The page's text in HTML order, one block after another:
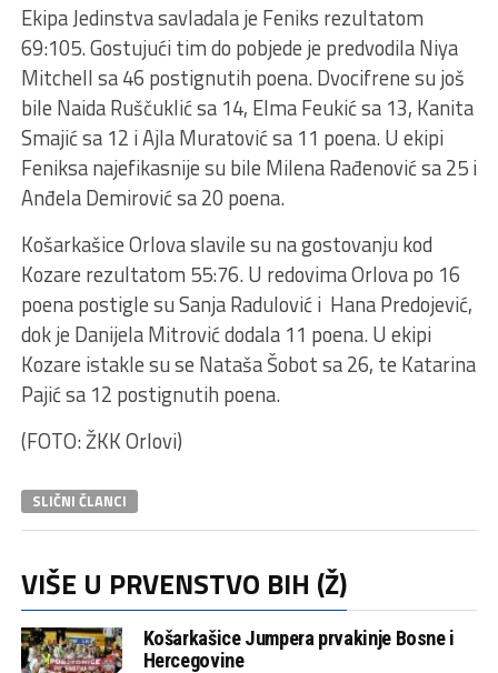
Ekipa Jedinstva savladala je Feniks rezultatom
69:105. Gostujući tim do pobjede je predvodila Niya
Mitchell sa 46 postignutih poena. Dvocifrene su još
bile Naida Ruščuklić sa 14, Elma Feukić sa 13, Kanita
Smajić sa 12 i Ajla Muratović sa 11 poena. U ekipi
Feniksa najefikasnije su bile Milena Rađenović sa 25 i
Anđela Demirović sa 20 poena.
Košarkašice Orlova slavile su na gostovanju kod
Kozare rezultatom 55:76. U redovima Orlova po 16
poena postigle su Sanja Radulović i Hana Predojević,
dok je Danijela Mitrović dodala 11 poena. U ekipi
Kozare istakle su se Nataša Šobot sa 26, te Katarina
Pajić sa 12 postignutih poena.
(FOTO: ŽKK Orlovi)
SLIČNI ČLANCI
VIŠE U PRVENSTVO BIH (Ž)
Košarkašice Jumpera prvakinje Bosne i
Hercegovine